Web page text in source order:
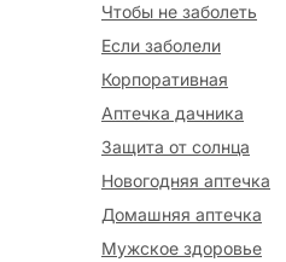
Чтобы не заболеть
Если заболели
Корпоративная
Аптечка дачника
Защита от солнца
Новогодняя аптечка
Домашняя аптечка
Мужское здоровье